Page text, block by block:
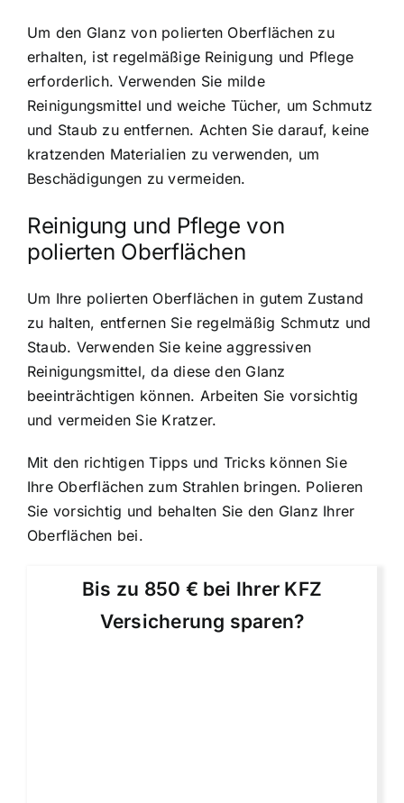
Um den Glanz von polierten Oberflächen zu
erhalten, ist regelmäßige Reinigung und Pflege
erforderlich. Verwenden Sie milde
Reinigungsmittel und weiche Tücher, um Schmutz
und Staub zu entfernen. Achten Sie darauf, keine
kratzenden Materialien zu verwenden, um
Beschädigungen zu vermeiden.
Reinigung und Pflege von
polierten Oberflächen
Um Ihre polierten Oberflächen in gutem Zustand
zu halten, entfernen Sie regelmäßig Schmutz und
Staub. Verwenden Sie keine aggressiven
Reinigungsmittel, da diese den Glanz
beeinträchtigen können. Arbeiten Sie vorsichtig
und vermeiden Sie Kratzer.
Mit den richtigen Tipps und Tricks können Sie
Ihre Oberflächen zum Strahlen bringen. Polieren
Sie vorsichtig und behalten Sie den Glanz Ihrer
Oberflächen bei.
Bis zu 850 € bei Ihrer KFZ
Versicherung sparen?